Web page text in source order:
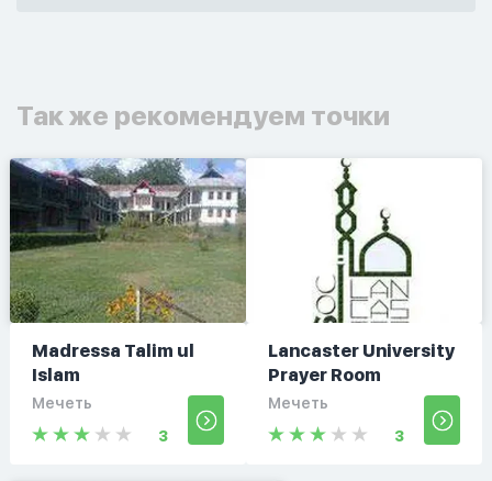
Так же рекомендуем точки
Madressa Talim ul
Islam
Мечеть
3
Lancaster University
Prayer Room
Мечеть
3